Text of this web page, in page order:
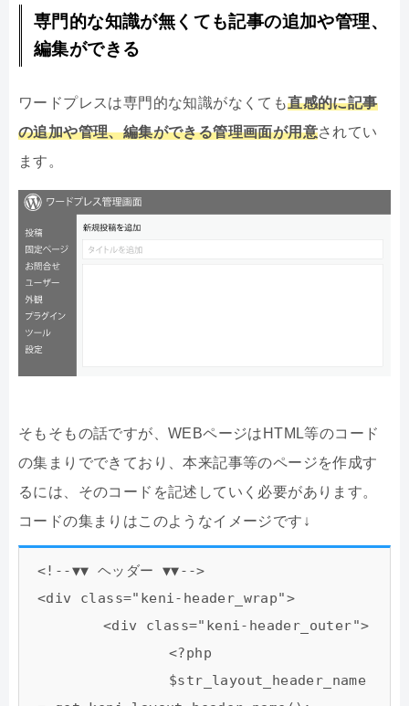
専門的な知識が無くても記事の追加や管理、
編集ができる
ワードプレスは専門的な知識がなくても直感的に記事
の追加や管理、編集ができる管理画面が用意されてい
ます。
そもそもの話ですが、WEBページはHTML等のコード
の集まりでできており、本来記事等のページを作成す
るには、そのコードを記述していく必要があります。
コードの集まりはこのようなイメージです↓
<!--▼▼ ヘッダー ▼▼-->
<div class="keni-header_wrap">